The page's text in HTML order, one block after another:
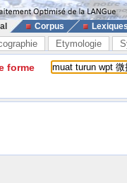
Corpus
Etymologie
forme